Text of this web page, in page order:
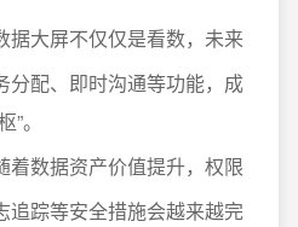
据大屏不仅仅是看数，未来
分配、即时沟通等功能，成
。
着数据资产价值提升，权限
追踪等安全措施会越来越完